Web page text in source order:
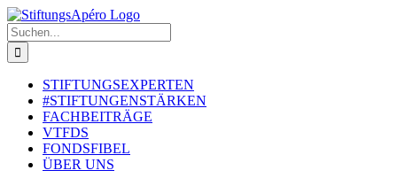
Zum
Inhalt
springen
Suche
nach:
STIFTUNGSEXPERTEN
#STIFTUNGENSTÄRKEN
FACHBEITRÄGE
VTFDS
FONDSFIBEL
ÜBER UNS